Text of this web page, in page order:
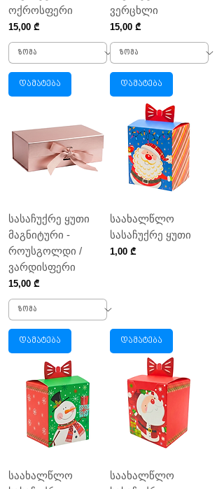
ოქროსფერი
Price
15,00 ₾
დამატება
ვერცხლი
Price
15,00 ₾
დამატება
სასაჩუქრე ყუთი
მაგნიტური -
როუსგოლდი /
ვარდისფერი
Price
15,00 ₾
დამატება
საახალწლო
სასაჩუქრე ყუთი
Price
1,00 ₾
დამატება
საახალწლო
საახალწლო